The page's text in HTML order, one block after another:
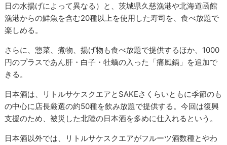
日の水揚げによって異なる）と、茨城県久慈漁港や北海道函館
漁港からの鮮魚を含む20種以上を使用した寿司を、食べ放題で
楽しめる。
さらに、惣菜、煮物、揚げ物も食べ放題で提供するほか、1000
円のプラスであん肝・白子・牡蠣の入った「痛風鍋」を追加で
きる。
日本酒は、リトルサケスクエアとSAKEさくらいともに季節のも
の中心に店長厳選の約50種を飲み放題で提供する。今回は復興
支援のため、被災した北陸の日本酒を多めに仕入れるという。
日本酒以外では、リトルサケスクエアがフルーツ酒数種とやわ